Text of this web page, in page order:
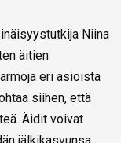
Niina
äitien
eri asioista
siihen, että
Äidit voivat